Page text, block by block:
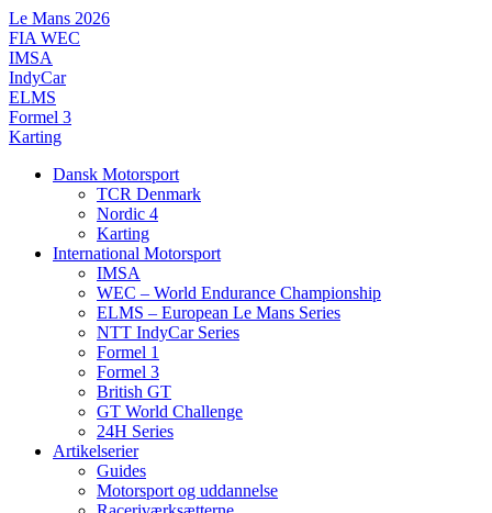
Videre
til
indhold
Le Mans 2026
FIA WEC
IMSA
IndyCar
ELMS
Formel 3
Karting
Dansk Motorsport
TCR Denmark
Nordic 4
Karting
International Motorsport
IMSA
WEC – World Endurance Championship
ELMS – European Le Mans Series
NTT IndyCar Series
Formel 1
Formel 3
British GT
GT World Challenge
24H Series
Artikelserier
Guides
Motorsport og uddannelse